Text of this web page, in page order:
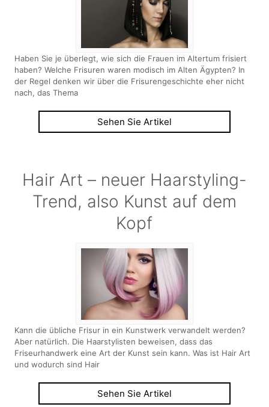
Haben Sie je überlegt, wie sich die Frauen im Altertum frisiert
haben? Welche Frisuren waren modisch im Alten Ägypten? In
der Regel denken wir über die Frisurengeschichte eher nicht
nach, das Thema
Sehen Sie Artikel
Hair Art – neuer Haarstyling-
Trend, also Kunst auf dem
Kopf
Kann die übliche Frisur in ein Kunstwerk verwandelt werden?
Aber natürlich. Die Haarstylisten beweisen, dass das
Friseurhandwerk eine Art der Kunst sein kann. Was ist Hair Art
und wodurch sind Hair
Sehen Sie Artikel